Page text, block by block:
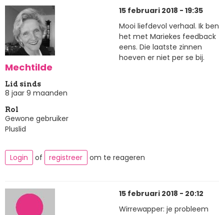
Mechtilde
Lid sinds
8 jaar 9 maanden
Rol
Gewone gebruiker
Pluslid
15 februari 2018 - 19:35
Mooi liefdevol verhaal. Ik ben
het met Mariekes feedback
eens. Die laatste zinnen
hoeven er niet per se bij.
Login of registreer om te reageren
15 februari 2018 - 20:12
Wirrewapper: je probleem